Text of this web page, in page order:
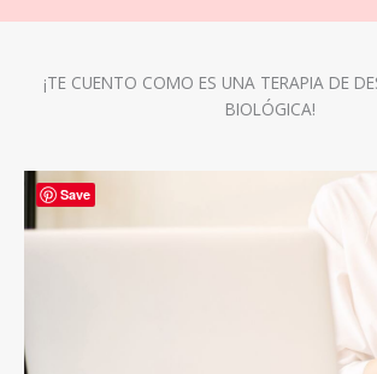
¡TE CUENTO COMO ES UNA TERAPIA DE
BIOLÓGICA!
Save